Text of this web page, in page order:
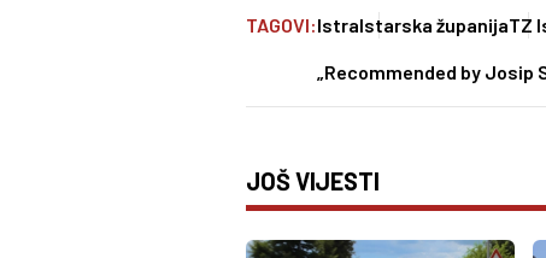
TAGOVI:IstraIstarska županijaTZ
„Recommended by Josip
JOŠ VIJESTI